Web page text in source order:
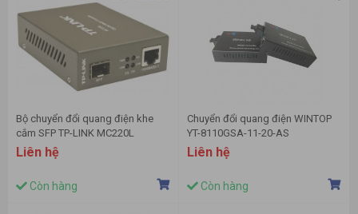
Bộ chuyển đổi quang điện khe
cắm SFP TP-LINK MC220L
Liên hệ
Còn hàng
Chuyển đổi quang điện WINTOP
YT-8110GSA-11-20-AS
Liên hệ
Còn hàng